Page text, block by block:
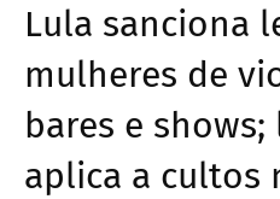
Lula sanciona
mulheres de
bares e shows;
aplica a cultos